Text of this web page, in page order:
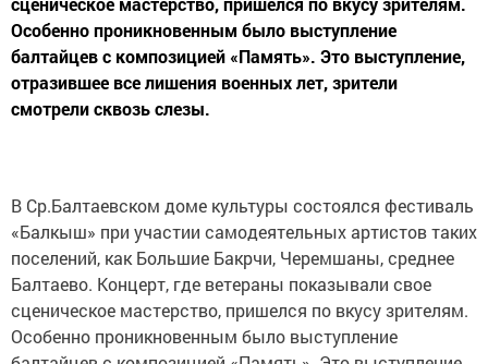
Особенно проникновенным было выступление
балтайцев с композицией «Память». Это выступление,
отразившее все лишения военных лет, зрители
смотрели сквозь слезы.
В Ср.Балтаевском доме культуры состоялся фестиваль
«Балкыш» при участии самодеятельных артистов таких
поселений, как Большие Бакрчи, Черемшаны, среднее
Балтаево. Концерт, где ветераны показывали свое
сценическое мастерство, пришелся по вкусу зрителям.
Особенно проникновенным было выступление